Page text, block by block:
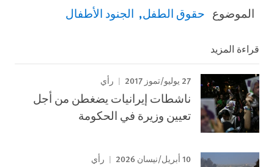
الموضوع حقوق الطفل الجنود الأطفال
قراءة المزيد
27 يوليو/تموز 2017 رأي
ناشطات إيرانيات يضغطن من أجل
تعيين وزيرة في الحكومة
10 أبريل/نيسان 2026 رأي